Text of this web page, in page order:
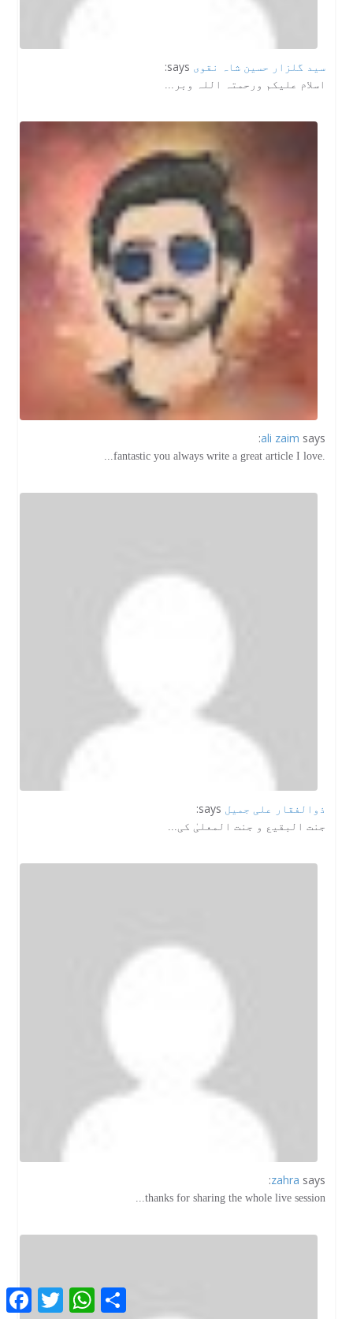
سید گلزار حسین شاہ نقوی
اسلام علیکم ورحمتہ اللہ وبر...
ali zaim says:
ذوالفقار علی جمیل
جنت البقیع و جنت المعلیٰ کی...
zahra says:
thanks for sharing the whole live session...
F
a
T
w
W
h
S
h